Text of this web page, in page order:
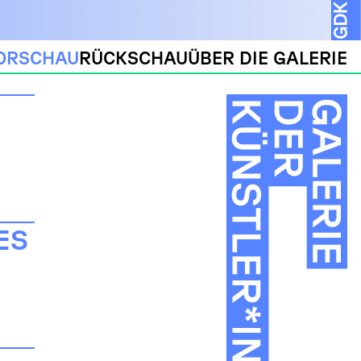
RÜCKSCHAUÜBER DIE GALERIE